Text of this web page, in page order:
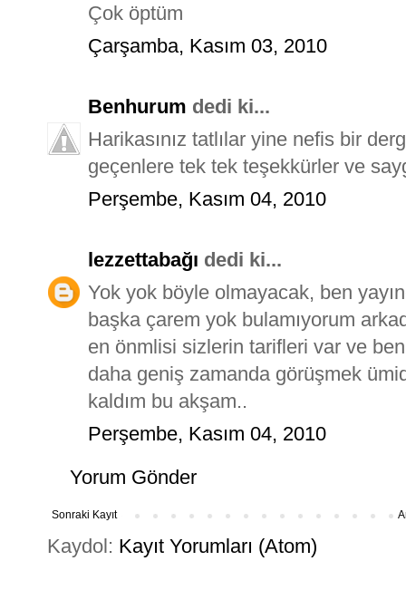
Çok öptüm
Çarşamba, Kasım 03, 2010
Benhurum dedi ki...
Harikasınız tatlılar yine nefis bir
geçenlere tek tek teşekkürler ve
Perşembe, Kasım 04, 2010
lezzettabağı dedi ki...
Yok yok böyle olmayacak, ben
başka çarem yok bulamıyorum
en önmlisi sizlerin tarifleri var ve
daha geniş zamanda görüşmek
kaldım bu akşam..
Perşembe, Kasım 04, 2010
Yorum Gönder
Sonraki Kayıt
Kaydol: Kayıt Yorumları (Atom)